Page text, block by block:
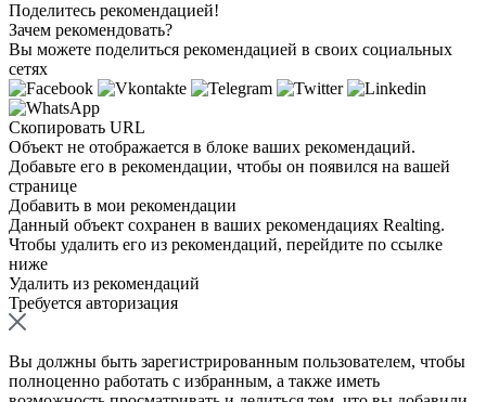
Поделитесь рекомендацией!
Зачем рекомендовать?
Вы можете поделиться рекомендацией в своих социальных
сетях
Скопировать URL
Объект не отображается в блоке ваших рекомендаций.
Добавьте его в рекомендации, чтобы он появился на вашей
странице
Добавить в мои рекомендации
Данный объект сохранен в ваших рекомендациях Realting.
Чтобы удалить его из рекомендаций, перейдите по ссылке
ниже
Удалить из рекомендаций
Требуется авторизация
Вы должны быть зарегистрированным пользователем, чтобы
полноценно работать с избранным, а также иметь